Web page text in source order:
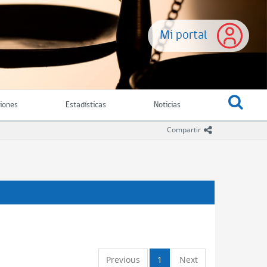
Mi portal
Estadísticas Noticias
Compartir icono
Previous 1 Next